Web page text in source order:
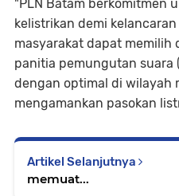
"PLN Batam berkomitmen
kelistrikan demi
masyarakat dapat memilih
panitia pemungutan suara
dengan optimal di wilayah
mengamankan pasokan
Artikel Selanjutnya
memuat...